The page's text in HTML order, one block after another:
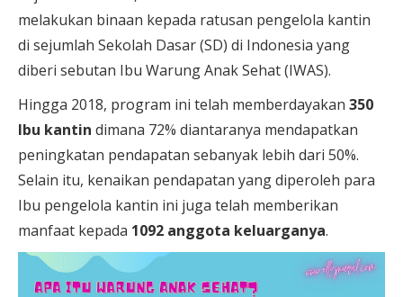
melakukan binaan kepada ratusan pengelola kantin
di sejumlah Sekolah Dasar (SD) di Indonesia yang
diberi sebutan Ibu Warung Anak Sehat (IWAS).
Hingga 2018, program ini telah memberdayakan 350
Ibu kantin dimana 72% diantaranya mendapatkan
peningkatan pendapatan sebanyak lebih dari 50%.
Selain itu, kenaikan pendapatan yang diperoleh para
Ibu pengelola kantin ini juga telah memberikan
manfaat kepada 1092 anggota keluarganya.